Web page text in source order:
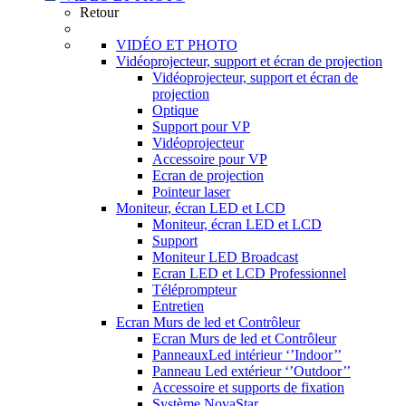
Retour
VIDÉO ET PHOTO
Vidéoprojecteur, support et écran de projection
Vidéoprojecteur, support et écran de
projection
Optique
Support pour VP
Vidéoprojecteur
Accessoire pour VP
Ecran de projection
Pointeur laser
Moniteur, écran LED et LCD
Moniteur, écran LED et LCD
Support
Moniteur LED Broadcast
Ecran LED et LCD Professionnel
Téléprompteur
Entretien
Ecran Murs de led et Contrôleur
Ecran Murs de led et Contrôleur
PanneauxLed intérieur ‘’Indoor’’
Panneau Led extérieur ‘’Outdoor’’
Accessoire et supports de fixation